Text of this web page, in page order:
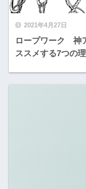
2021年4月27日
ロープワーク 神
ススメする7つの